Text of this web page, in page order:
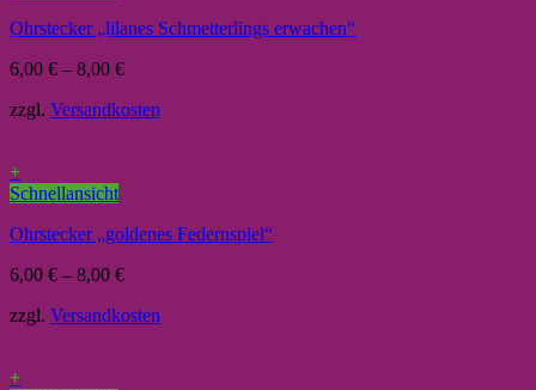
Ohrstecker „lilanes Schmetterlings erwachen“
6,00 € – 8,00 €
zzgl. Versandkosten
+
Schnellansicht
Ohrstecker „goldenes Federnspiel“
6,00 € – 8,00 €
zzgl. Versandkosten
+